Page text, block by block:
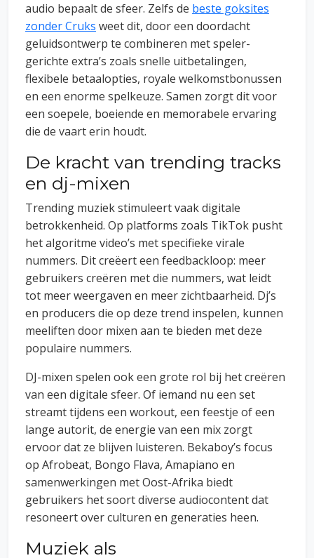
audio bepaalt de sfeer. Zelfs de beste goksites
zonder Cruks weet dit, door een doordacht
geluidsontwerp te combineren met speler-
gerichte extra’s zoals snelle uitbetalingen,
flexibele betaalopties, royale welkomstbonussen
en een enorme spelkeuze. Samen zorgt dit voor
een soepele, boeiende en memorabele ervaring
die de vaart erin houdt.
De kracht van trending tracks
en dj-mixen
Trending muziek stimuleert vaak digitale
betrokkenheid. Op platforms zoals TikTok pusht
het algoritme video’s met specifieke virale
nummers. Dit creëert een feedbackloop: meer
gebruikers creëren met die nummers, wat leidt
tot meer weergaven en meer zichtbaarheid. Dj’s
en producers die op deze trend inspelen, kunnen
meeliften door mixen aan te bieden met deze
populaire nummers.
DJ-mixen spelen ook een grote rol bij het creëren
van een digitale sfeer. Of iemand nu een set
streamt tijdens een workout, een feestje of een
lange autorit, de energie van een mix zorgt
ervoor dat ze blijven luisteren. Bekaboy’s focus
op Afrobeat, Bongo Flava, Amapiano en
samenwerkingen met Oost-Afrika biedt
gebruikers het soort diverse audiocontent dat
resoneert over culturen en generaties heen.
Muziek als